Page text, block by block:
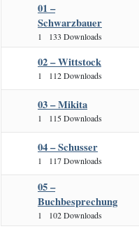
01 –
Schwarzbauer
1 133 Downloads
02 – Wittstock
1 112 Downloads
03 – Mikita
1 115 Downloads
04 – Schusser
1 117 Downloads
05 –
Buchbesprechung
1 102 Downloads